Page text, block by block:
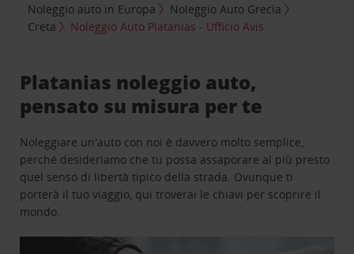
Noleggio auto in Europa
Noleggio Auto Grecia
Creta
Noleggio Auto Platanias - Ufficio Avis
Platanias noleggio auto,
pensato su misura per te
Noleggiare un'auto con noi è davvero molto semplice,
perché desideriamo che tu possa assaporare al più presto
quel senso di libertà tipico della strada. Ovunque ti
porterà il tuo viaggio, qui troverai le chiavi per scoprire il
mondo.